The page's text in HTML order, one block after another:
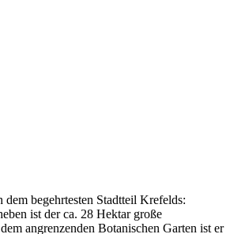
begehrtesten Stadtteil Krefelds:
ist der ca. 28 Hektar große
angrenzenden Botanischen Garten ist er